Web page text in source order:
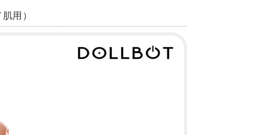
用）